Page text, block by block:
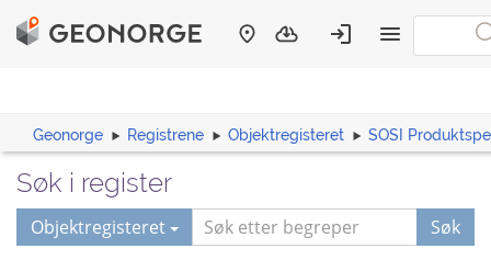
Geonorge Registrene Objektregisteret SOSI
Søk i register
Objektregisteret Søk